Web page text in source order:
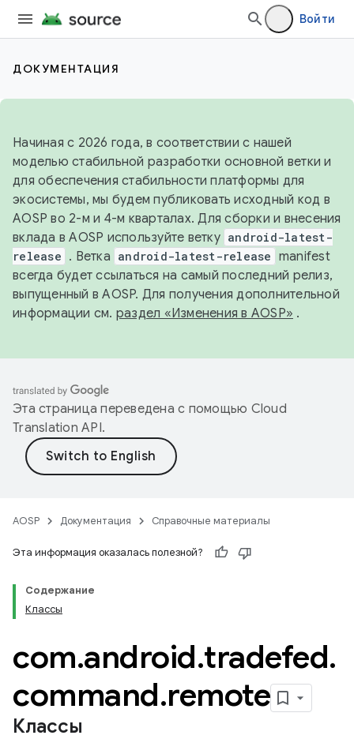
Войти
ДОКУМЕНТАЦИЯ
Начиная с 2026 года, в соответствии с нашей
моделью стабильной разработки основной ветки и
для обеспечения стабильности платформы для
экосистемы, мы будем публиковать исходный код в
AOSP во 2-м и 4-м кварталах. Для сборки и внесения
вклада в AOSP используйте ветку android-latest-
release . Ветка android-latest-release manifest
всегда будет ссылаться на самый последний релиз,
выпущенный в AOSP. Для получения дополнительной
информации см. раздел «Изменения в AOSP» .
Эта страница переведена с помощью Cloud
Translation API.
AOSP Документация Справочные материалы
Эта информация оказалась полезной?
Содержание
Классы
com.android.tradefed.
command.remote
Классы